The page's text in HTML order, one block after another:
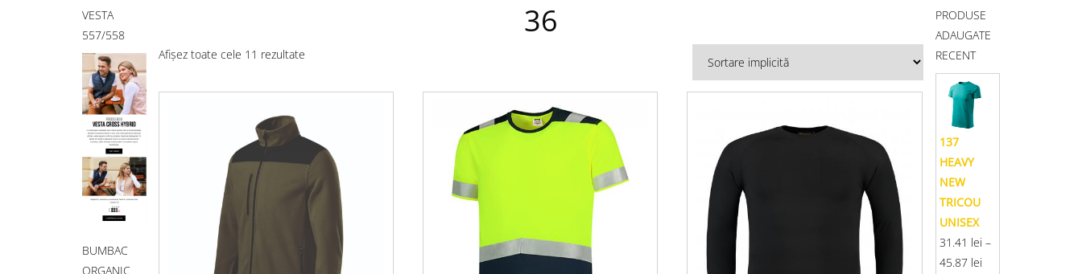
VESTA
557/558
BUMBAC
ORGANIC
36
Afișez toate cele 11 rezultate
PRODUSE
ADAUGATE
RECENT
137
HEAVY
NEW
TRICOU
UNISEX
31.41 lei –
45.87 lei